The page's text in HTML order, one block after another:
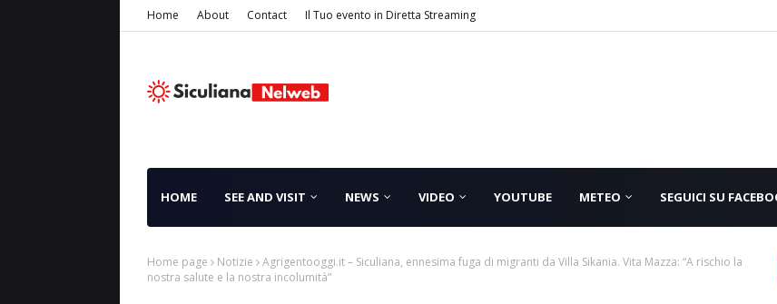
Home About Contact Il Tuo evento in Diretta Streaming
HOME SEE AND VISIT NEWS VIDEO YOUTUBE METEO SEGUICI SU
Home page Notizie
Agrigentooggi.it – Siculiana, ennesima fuga di migranti da Villa Sikania. Vita Mazza: “A rischio la
nostra salute e la nostra incolumità”